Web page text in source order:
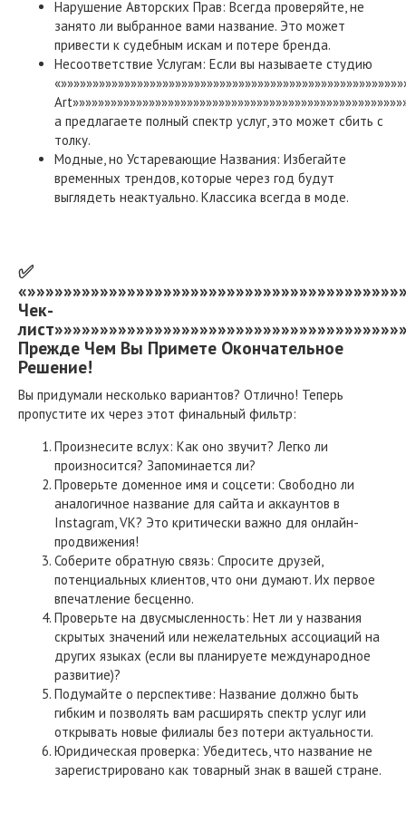
Нарушение Авторских Прав: Всегда проверяйте, не
занято ли выбранное вами название. Это может
привести к судебным искам и потере бренда.
Несоответствие Услугам: Если вы называете студию
а предлагаете полный спектр услуг, это может сбить с
толку.
Модные, но Устаревающие Названия: Избегайте
временных трендов, которые через год будут
выглядеть неактуально. Классика всегда в моде.
✅
Чек-
Прежде Чем Вы Примете Окончательное
Решение!
Вы придумали несколько вариантов? Отлично! Теперь
пропустите их через этот финальный фильтр:
Произнесите вслух: Как оно звучит? Легко ли
произносится? Запоминается ли?
Проверьте доменное имя и соцсети: Свободно ли
аналогичное название для сайта и аккаунтов в
Instagram, VK? Это критически важно для онлайн-
продвижения!
Соберите обратную связь: Спросите друзей,
потенциальных клиентов, что они думают. Их первое
впечатление бесценно.
Проверьте на двусмысленность: Нет ли у названия
скрытых значений или нежелательных ассоциаций на
других языках (если вы планируете международное
развитие)?
Подумайте о перспективе: Название должно быть
гибким и позволять вам расширять спектр услуг или
открывать новые филиалы без потери актуальности.
Юридическая проверка: Убедитесь, что название не
зарегистрировано как товарный знак в вашей стране.